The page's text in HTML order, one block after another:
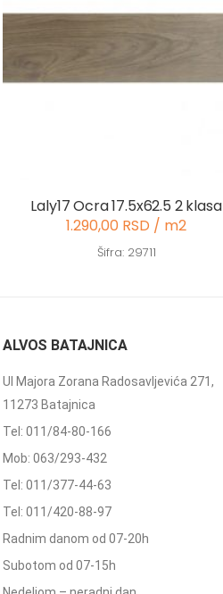
Laly17 Ocra 17.5x62.5 2 klasa
1.290,00 RSD / m2
Šifra: 29711
ALVOS BATAJNICA
Ul Majora Zorana Radosavljevića 271,
11273 Batajnica
Tel: 011/84-80-166
Mob: 063/293-432
Tel: 011/377-44-63
Tel: 011/420-88-97
Radnim danom od 07-20h
Subotom od 07-15h